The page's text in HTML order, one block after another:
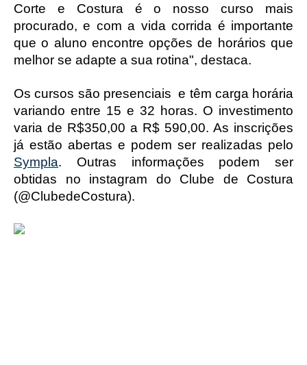
Corte e Costura é o nosso curso mais
procurado, e com a vida corrida é importante
que o aluno encontre opções de horários que
melhor se adapte a sua rotina", destaca.
Os cursos são presenciais  e têm carga horária
variando entre 15 e 32 horas. O investimento
varia de R$350,00 a R$ 590,00. As inscrições
Sympla. Outras informações podem ser
obtidas no instagram do Clube de Costura
(@ClubedeCostura).